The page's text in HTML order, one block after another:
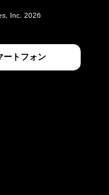
Inc. 2026
ートフォン